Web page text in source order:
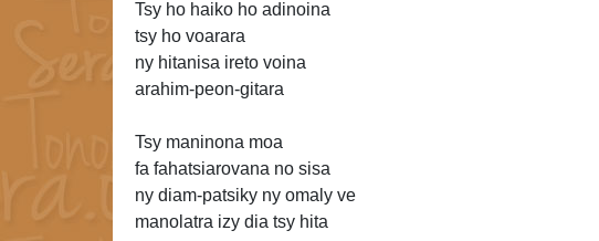
Tsy ho haiko ho adinoina
tsy ho voarara
ny hitanisa ireto voina
arahim-peon-gitara
Tsy maninona moa
fa fahatsiarovana no sisa
ny diam-patsiky ny omaly ve
manolatra izy dia tsy hita